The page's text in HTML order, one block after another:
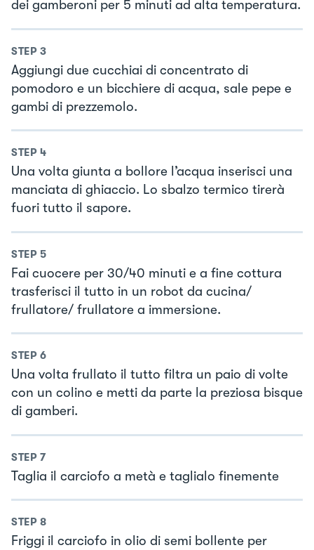
dei gamberoni per 5 minuti ad alta temperatura.
STEP 3
Aggiungi due cucchiai di concentrato di
pomodoro e un bicchiere di acqua, sale pepe e
gambi di prezzemolo.
STEP 4
Una volta giunta a bollore l’acqua inserisci una
manciata di ghiaccio. Lo sbalzo termico tirerà
fuori tutto il sapore.
STEP 5
Fai cuocere per 30/40 minuti e a fine cottura
trasferisci il tutto in un robot da cucina/
frullatore/ frullatore a immersione.
STEP 6
Una volta frullato il tutto filtra un paio di volte
con un colino e metti da parte la preziosa bisque
di gamberi.
STEP 7
Taglia il carciofo a metà e taglialo finemente
STEP 8
Friggi il carciofo in olio di semi bollente per